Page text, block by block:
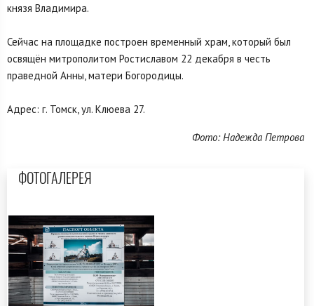
князя Владимира.
Сейчас на площадке построен временный храм, который был
освящён митрополитом Ростиславом 22 декабря в честь
праведной Анны, матери Богородицы.
Адрес: г. Томск, ул. Клюева 27.
Фото: Надежда Петрова
ФОТОГАЛЕРЕЯ